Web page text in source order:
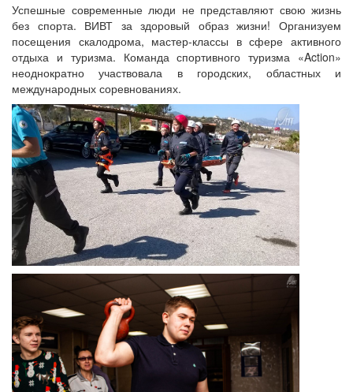
Успешные современные люди не представляют свою жизнь
без спорта. ВИВТ за здоровый образ жизни! Организуем
посещения скалодрома, мастер-классы в сфере активного
отдыха и туризма. Команда спортивного туризма «Action»
неоднократно участвовала в городских, областных и
международных соревнованиях.